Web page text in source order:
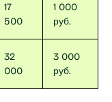
17
500
1 000
руб.
32
000
3 000
руб.